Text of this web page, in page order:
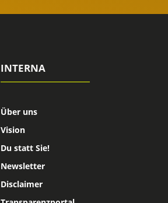
INTERNA
Über uns
Vision
Du statt Sie!
Newsletter
Disclaimer